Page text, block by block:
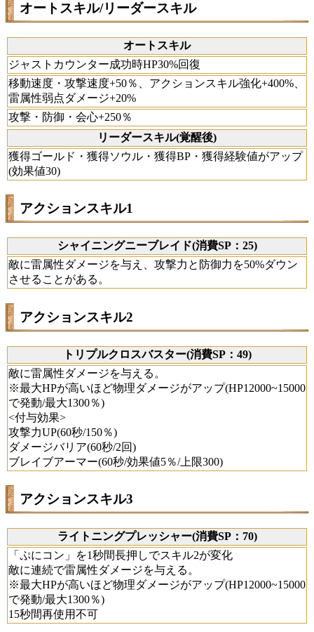
オートスキル/リーダースキル
オートスキル
ジャストカウンター成功時HP30%回復
移動速度・攻撃速度+50％、アクションスキル強化+400%、
雷属性弱点ダメージ+20%
攻撃・防御・会心+250％
リーダースキル(覚醒後)
獲得ゴールド・獲得ソウル・獲得BP・獲得経験値がアップ
(効果値30)
アクションスキル1
シャイニングニーブレイド(消費SP：25)
敵に雷属性ダメージを与え、攻撃力と防御力を50%ダウン
させることがある。
アクションスキル2
トリプルクロスバスター(消費SP：49)
敵に雷属性ダメージを与える。
※最大HPが高いほど物理ダメージがアップ(HP12000~15000
で発動/最大1300％)
<付与効果>
攻撃力UP(60秒/150％)
ダメージバリア(60秒/2回)
ブレイブアーマー(60秒/効果値5％/上限300)
アクションスキル3
ライトニングプレッシャー(消費SP：70)
「ぷにコン」を1秒間長押しでスキル2が変化
敵に連続で雷属性ダメージを与える。
※最大HPが高いほど物理ダメージがアップ(HP12000~15000
で発動/最大1300％)
15秒間再使用不可